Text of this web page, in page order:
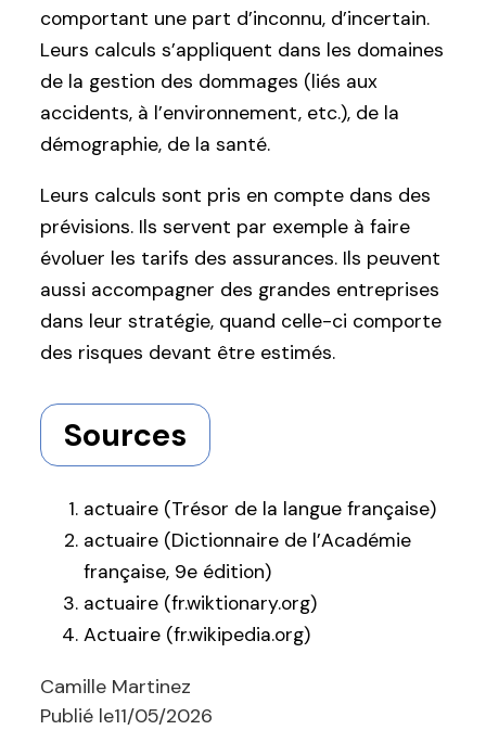
comportant une part d’inconnu, d’incertain.
Leurs calculs s’appliquent dans les domaines
de la gestion des dommages (liés aux
accidents, à l’environnement, etc.), de la
démographie, de la santé.
Leurs calculs sont pris en compte dans des
prévisions. Ils servent par exemple à faire
évoluer les tarifs des assurances. Ils peuvent
aussi accompagner des grandes entreprises
dans leur stratégie, quand celle-ci comporte
des risques devant être estimés.
Sources
actuaire (Trésor de la langue française)
actuaire (Dictionnaire de l’Académie
française, 9e édition)
actuaire (fr.wiktionary.org)
Actuaire (fr.wikipedia.org)
Camille Martinez
Publié le11/05/2026